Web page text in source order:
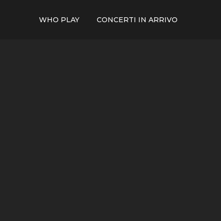
WHO PLAY CONCERTI IN ARRIVO